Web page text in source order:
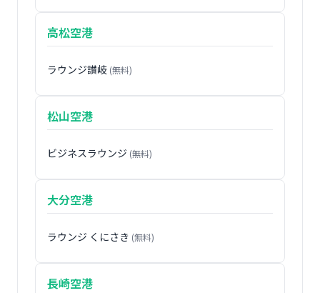
高松空港
ラウンジ讃岐 (無料)
松山空港
ビジネスラウンジ (無料)
大分空港
ラウンジ くにさき (無料)
長崎空港